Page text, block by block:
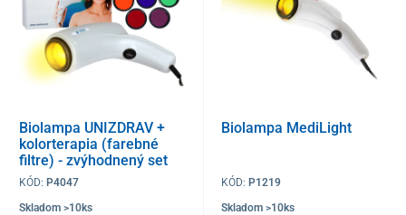
Biolampa UNIZDRAV +
kolorterapia (farebné
filtre) - zvýhodnený set
KÓD: P4047
Skladom >10ks
Biolampa MediLight
KÓD: P1219
Skladom >10ks